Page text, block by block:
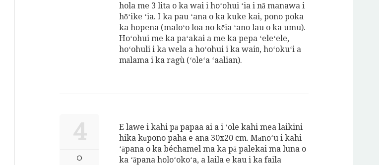
hola me 3 lita o ka wai i hoʻohui ʻia i nā manawa i
hōʻike ʻia. I ka pau ʻana o ka kuke kai, pono poka
ka hopena (maloʻo loa no kēia ʻano lau o ka umu).
Hoʻohui me ka paʻakai a me ka pepa ʻeleʻele,
hoʻohuli i ka wela a hoʻohui i ka waiū, hoʻokuʻi a
mālama i ka ragù (ʻōleʻa ʻaalian).
4
E lawe i kahi pā papaa ai a i ʻole kahi mea laikini
hika kūpono paha e ana 30x20 cm. Mānoʻu i kahi
ʻāpana o ka béchamel ma ka pā palekai ma luna o
ka ʻāpana holoʻokoʻa, a laila e kau i ka faila